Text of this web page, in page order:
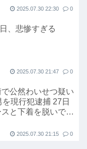
2025.07.30 22:30 0
、悲惨すぎる
2025.07.30 21:47 0
公然わいせつ疑い
現行犯逮捕 27日
と下着を脱いで全
2025.07.30 21:15 0